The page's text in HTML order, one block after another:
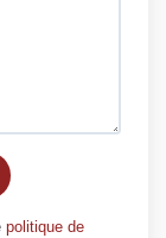
politique de